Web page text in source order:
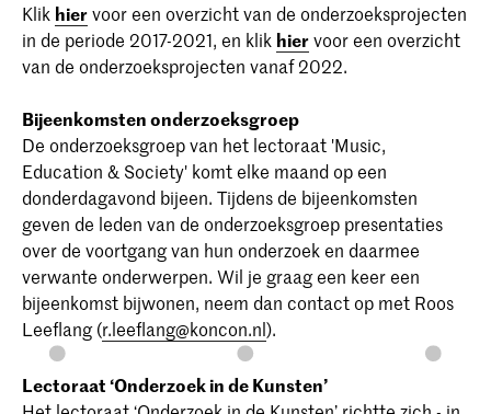
Klik hiervoor een overzicht van de onderzoeksprojecten
in de periode 2017-2021, en klik hiervoor een overzicht
van de onderzoeksprojecten vanaf 2022.
Bijeenkomsten onderzoeksgroep
De onderzoeksgroep van het lectoraat 'Music,
Education & Society' komt elke maand op een
donderdagavond bijeen. Tijdens de bijeenkomsten
geven de leden van de onderzoeksgroep presentaties
over de voortgang van hun onderzoek en daarmee
verwante onderwerpen. Wil je graag een keer een
bijeenkomst bijwonen, neem dan contact op met Roos
Leeflang (r.leeflang@koncon.nl).
Lectoraat ‘Onderzoek in de Kunsten’